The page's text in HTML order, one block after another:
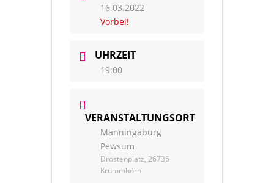
16.03.2022
Vorbei!
UHRZEIT
19:00
VERANSTALTUNGSORT
Manningaburg
Pewsum
Drostenplatz, 26736
Krummhörn